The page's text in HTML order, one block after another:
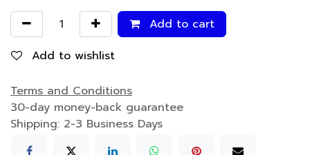
Add to cart
Add to wishlist
Terms and Conditions
30-day money-back guarantee
Shipping: 2-3 Business Days